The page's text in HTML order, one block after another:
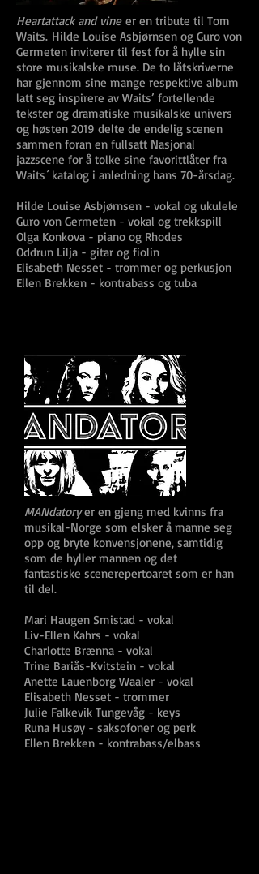
Heartattack and vine er en tribute til Tom
Waits. Hilde Louise Asbjørnsen og Guro von
Germeten inviterer til fest for å hylle sin
store musikalske muse. De to låtskriverne
har gjennom sine mange respektive album
latt seg inspirere av Waits’ fortellende
tekster og dramatiske musikalske univers
og høsten 2019 delte de endelig scenen
sammen foran en fullsatt Nasjonal
jazzscene for å tolke sine favorittlåter fra
Waits´ katalog i anledning hans 70-årsdag.
Hilde Louise Asbjørnsen - vokal og ukulele
Guro von Germeten - vokal og trekkspill
Olga Konkova - piano og Rhodes
Oddrun Lilja - gitar og fiolin
Elisabeth Nesset - trommer og perkusjon
Ellen Brekken - kontrabass og tuba
MANdatoryer en gjeng med kvinns fra
musikal-Norge som elsker å manne seg
opp og bryte konvensjonene, samtidig
som de hyller mannen og det
fantastiske scenerepertoaret som er han
til del.
Mari Haugen Smistad - vokal
Liv-Ellen Kahrs - vokal
Charlotte Brænna - vokal
Trine Bariås-Kvitstein - vokal
Anette Lauenborg Waaler - vokal
Elisabeth Nesset - trommer
Julie Falkevik Tungevåg - keys
Runa Husøy - saksofoner og perk
Ellen Brekken - kontrabass/elbass